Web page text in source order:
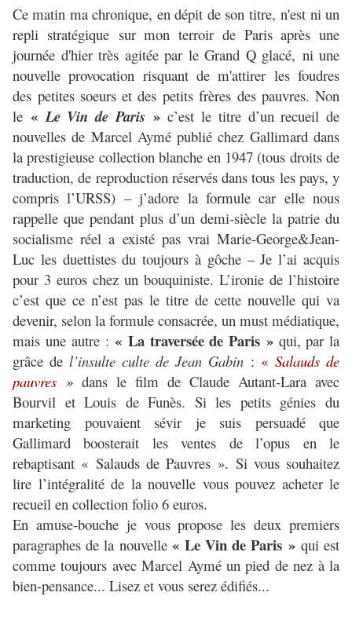
Ce matin ma chronique, en dépit de son titre, n'est ni un
repli stratégique sur mon terroir de Paris après une
journée d'hier très agitée par le Grand Q glacé, ni une
nouvelle provocation risquant de m'attirer les foudres
des petites soeurs et des petits frères des pauvres. Non
le «Le Vin de Paris»c’est le titre d’un recueil de
nouvelles de Marcel Aymé publié chez Gallimard dans
la prestigieuse collection blanche en 1947 (tous droits de
traduction, de reproduction réservés dans tous les pays, y
compris l’URSS) – j’adore la formule car elle nous
rappelle que pendant plus d’un demi-siècle la patrie du
socialisme réel a existé pas vrai Marie-George&Jean-
Luc les duettistes du toujours à gôche – Je l’ai acquis
pour 3 euros chez un bouquiniste. L’ironie de l’histoire
c’est que ce n’est pas le titre de cette nouvelle qui va
devenir, selon la formule consacrée, un must médiatique,
mais une autre : « La traversée de Paris »qui, par la
grâce de l’insulte culte de Jean Gabin : « Salauds de
pauvres » dans le film de Claude Autant-Lara avec
Bourvil et Louis de Funès. Si les petits génies du
marketing pouvaient sévir je suis persuadé que
Gallimard boosterait les ventes de l’opus en le
rebaptisant « Salauds de Pauvres ». Si vous souhaitez
lire l’intégralité de la nouvelle vous pouvez acheter le
recueil en collection folio 6 euros.
En amuse-bouche je vous propose les deux premiers
paragraphes de la nouvelle « Le Vin de Paris »qui est
comme toujours avec Marcel Aymé un pied de nez à la
bien-pensance... Lisez et vous serez édifiés...